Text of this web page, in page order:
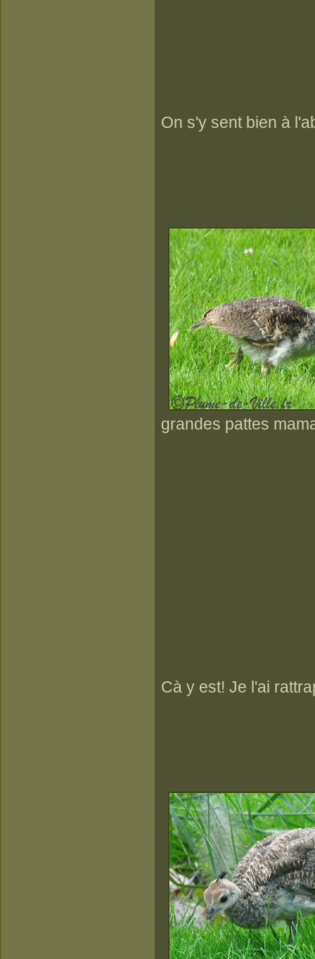
On s'y sent bien à
grandes pattes
Cà y est! Je l'ai